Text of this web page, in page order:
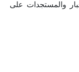
والمستجدات على